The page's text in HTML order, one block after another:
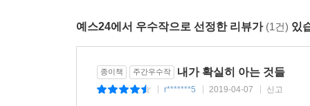
- 꿈은 크게, 아주 크게 꾸고 열심히 노력하라. 그
계획에 몸을 맡겨라.
- 우리가 살면서 겪는 고난은 ‘우리가 한 일’과 ‘
진정한 의도를 주의 깊게 살피고 다음 행동을 신중
예스24에서 우수작으로 선정한 리뷰가 (1건) 있
종이책 주간우수작 내가 확실히 아는 것들
r*******5 2019-04-07 신고